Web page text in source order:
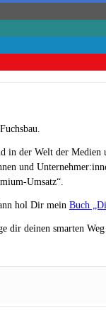
in der Welt der
und
Umsatz“.
hol Dir mein Buch
dir deinen smarten